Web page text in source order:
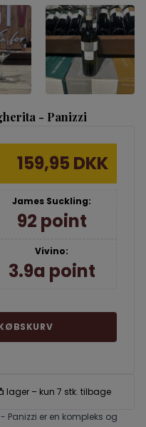
- Panizzi
lager – kun 7 stk. tilbage
er en kompleks og
159,95 DKK
James Suckling:
92 point
Vivino:
3.9a point